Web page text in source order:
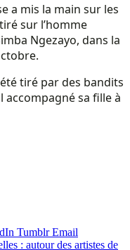
a mis la main sur les
sur l’homme
Ngezayo, dans la
tiré par des bandits
accompagné sa fille à
Tumblr Email
: autour des artistes de